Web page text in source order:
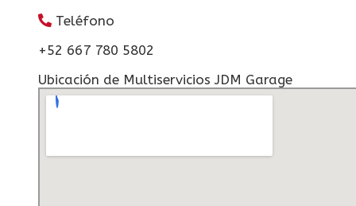
Teléfono
+52 667 780 5802
Ubicación de Multiservicios JDM Garage